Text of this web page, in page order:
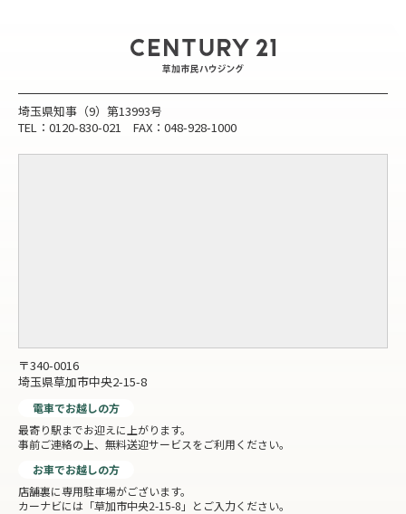
埼玉県知事（9）第13993号
TEL：0120-830-021 FAX：048-928-1000
〒340-0016
埼玉県草加市中央2-15-8
電車でお越しの方
最寄り駅までお迎えに上がります。
事前ご連絡の上、無料送迎サービスをご利用ください。
お車でお越しの方
店舗裏に専用駐車場がございます。
カーナビには「草加市中央2-15-8」とご入力ください。